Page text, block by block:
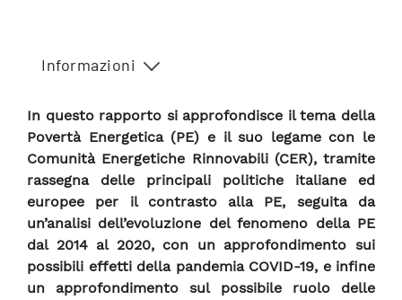
Informazioni
In questo rapporto si approfondisce il tema della
Povertà Energetica (PE) e il suo legame con le
Comunità Energetiche Rinnovabili (CER), tramite
rassegna delle principali politiche italiane ed
europee per il contrasto alla PE, seguita da
un’analisi dell’evoluzione del fenomeno della PE
dal 2014 al 2020, con un approfondimento sui
possibili effetti della pandemia COVID-19, e infine
un approfondimento sul possibile ruolo delle